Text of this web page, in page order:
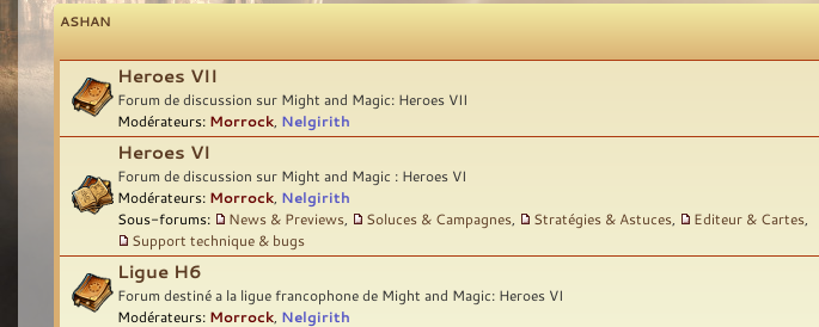
ASHAN
Heroes VII
Forum de discussion sur Might and Magic: Heroes VII
Modérateurs: Morrock Nelgirith
Heroes VI
Forum de discussion sur Might and Magic : Heroes VI
Modérateurs: Morrock Nelgirith
Sous-forums:
News & Previews Soluces & Campagnes Stratégies & Astuces Editeur & Cartes
Support technique & bugs
Ligue H6
Forum destiné a la ligue francophone de Might and Magic: Heroes VI
Modérateurs: Morrock Nelgirith